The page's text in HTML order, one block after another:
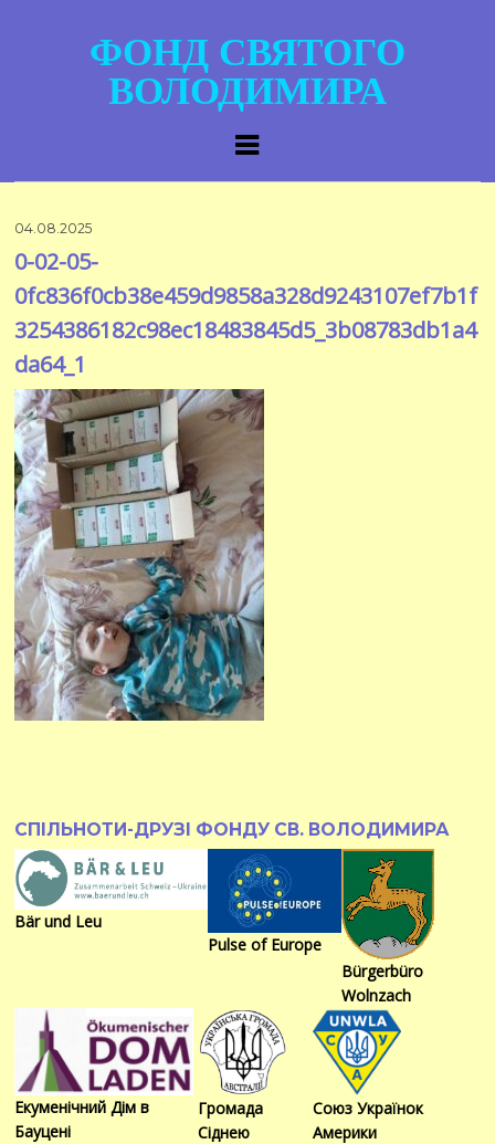
ФОНД СВЯТОГО
ВОЛОДИМИРА
04.08.2025
0-02-05-
0fc836f0cb38e459d9858a328d9243107ef7b1f
3254386182c98ec18483845d5_3b08783db1a4
da64_1
СПІЛЬНОТИ-ДРУЗІ ФОНДУ СВ. ВОЛОДИМИРА
Bär und Leu
Pulse of Europe
Bürgerbüro
Wolnzach
Екуменічний Дім в
Бауцені
Громада
Сіднею
Союз Українок
Америки